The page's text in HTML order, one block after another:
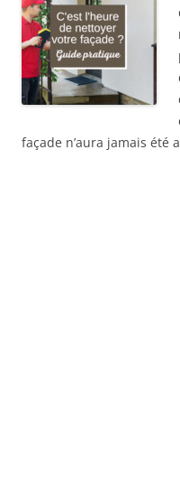
façade n’aura jamais été